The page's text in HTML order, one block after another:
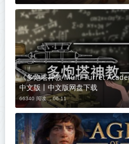
《多炮塔神教 Multi Turret
中文版丨中文版网盘下载
66340 阅读 ，06-11